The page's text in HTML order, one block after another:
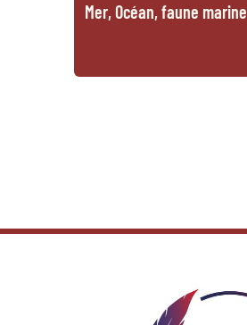
Mer, Océan, faune marine